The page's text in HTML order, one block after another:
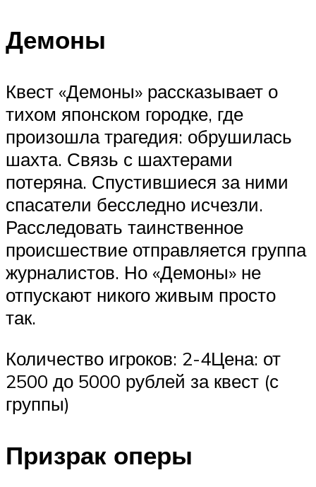
Демоны
Квест «Демоны» рассказывает о
тихом японском городке, где
произошла трагедия: обрушилась
шахта. Связь с шахтерами
потеряна. Спустившиеся за ними
спасатели бесследно исчезли.
Расследовать таинственное
происшествие отправляется группа
журналистов. Но «Демоны» не
отпускают никого живым просто
так.
Количество игроков: 2-4Цена: от
2500 до 5000 рублей за квест (с
группы)
Призрак оперы